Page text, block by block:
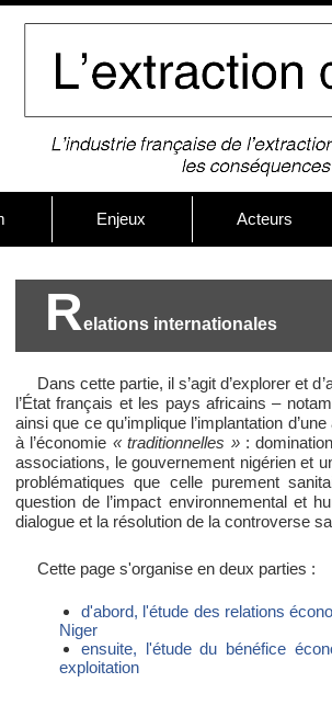
Enjeux Acteurs
Relations internationales
Dans cette partie, il s’agit d’explorer et
l’État français et les pays africains –
ainsi que ce qu’implique l’implantation
à l’économie « traditionnelles »:
associations, le gouvernement nigérien et
problématiques que celle purement
question de l’impact environnemental et
dialogue et la résolution de la controverse
Cette page s'organise en deux parties :
d'abord, l'étude des relations
Niger
ensuite, l'étude du bénéfice
exploitation